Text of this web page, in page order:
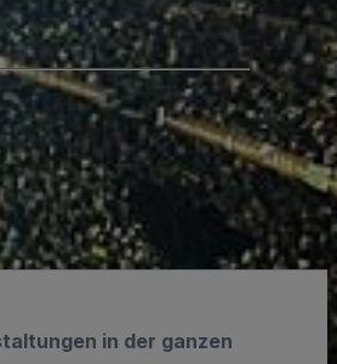
in der ganzen